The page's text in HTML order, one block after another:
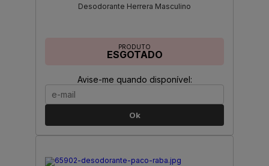
Desodorante Herrera Masculino
PRODUTO
ESGOTADO
Avise-me quando disponível:
Ok